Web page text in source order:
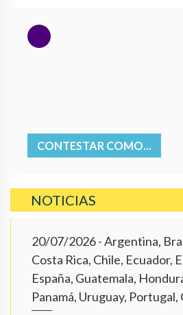
CONTESTAR COMO...
NOTICIAS
20/07/2026- Argentina,
Costa Rica, Chile, Ecuador,
España, Guatemala,
Panamá, Uruguay, Portugal,